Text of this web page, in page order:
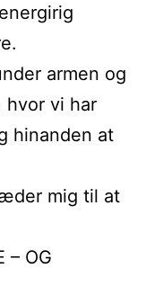
armen og
hvor vi har
hinanden at
mig til at
– OG